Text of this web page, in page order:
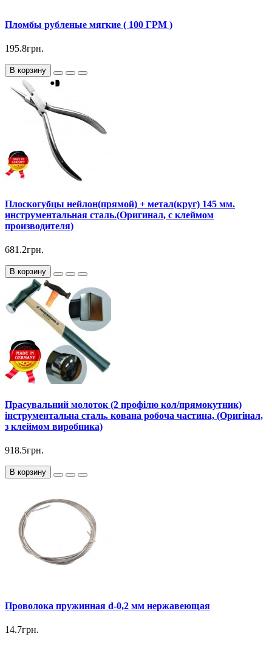
Пломбы рубленые мягкие ( 100 ГРМ )
195.8грн.
В корзину
Плоскогубцы нейлон(прямой) + метал(круг) 145 мм.
инструментальная сталь.(Оригинал, с клеймом
производителя)
681.2грн.
В корзину
Прасувальний молоток (2 профілю кол/прямокутник)
інструментальна сталь. кована робоча частина, (Оригінал,
з клеймом виробника)
918.5грн.
В корзину
Проволока пружинная d-0,2 мм нержавеющая
14.7грн.